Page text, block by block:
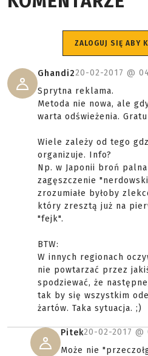
ZALOGUJ SIĘ ABY
Ghandi220-02-2017 @
Sprytna reklama.
Metoda nie nowa, ale
warta odświeżenia.
Wiele zależy od tego
organizuje. Info?
Np. w Japonii broń
zagęszczenie
zrozumiałe byłoby
który zresztą już na
"fejk".
BTW:
W innych regionach
nie powtarzać przez
spodziewać, że
tak by się wszystkim
żartów. Taka sytuacja. ;)
Pitek20-02-2017 @
Może nie